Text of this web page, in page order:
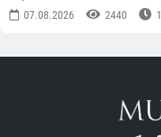
07.08.2026 2440